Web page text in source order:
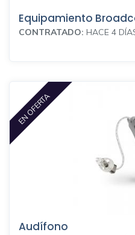
Equipamiento
CONTRATADO: HACE 4
EN OFERTA
Audífono